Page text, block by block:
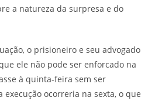
a natureza da surpresa e do
o prisioneiro e seu advogado
ele não pode ser enforcado na
à quinta-feira sem ser
execução ocorreria na sexta, o que